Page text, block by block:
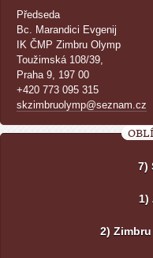
Předseda
Bc. Marandici Evgenij
IK ČMP Zimbru Olymp
Toužimská 108/39,
Praha 9, 197 00
+420 773 095 315
skzimbruolymp@seznam.cz
7)
1)
2)